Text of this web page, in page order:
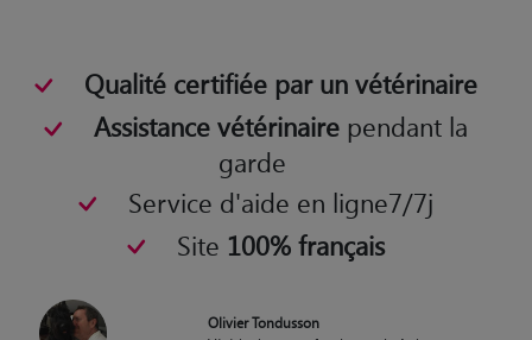
Qualité certifiée par un vétérinaire
Assistance vétérinairependant la
garde
Service d'aide en ligne7/7j
Site 100% français
Olivier Tondusson